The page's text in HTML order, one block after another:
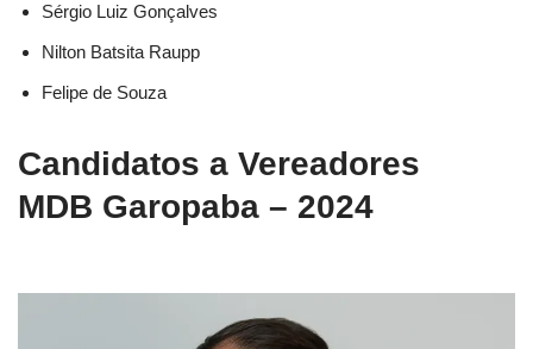
Sérgio Luiz Gonçalves
Nilton Batsita Raupp
Felipe de Souza
Candidatos a Vereadores
MDB Garopaba – 2024